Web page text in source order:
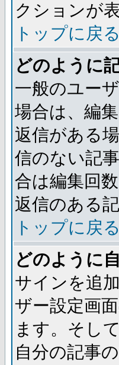
クションが
トップに戻る
どのように
一般のユー
場合は、編
返信がある
信のない記
合は編集回
返信のある
トップに戻る
どのように
サインを追
ザー設定画
ます。そし
自分の記事